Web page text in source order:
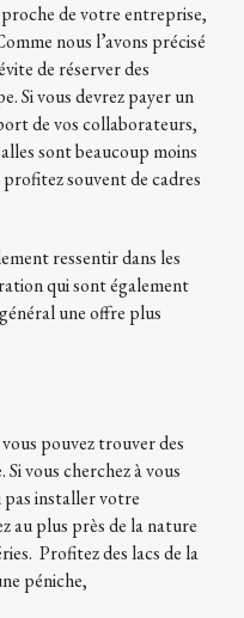
de votre entreprise,
nous l’avons précisé
de réserver des
Si vous devrez payer un
de vos collaborateurs,
sont beaucoup moins
souvent de cadres
ressentir dans les
qui sont également
une offre plus
pouvez trouver des
vous cherchez à vous
installer votre
au plus près de la nature
Profitez des lacs de la
péniche,